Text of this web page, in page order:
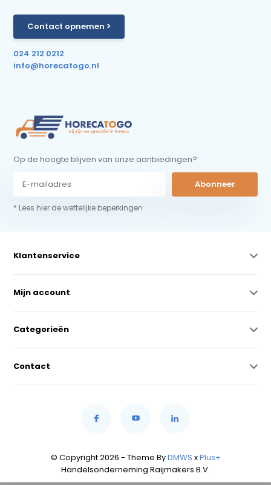
Contact opnemen >
024 212 0212
info@horecatogo.nl
Op de hoogte blijven van onze aanbiedingen?
Abonneer
* Lees hier de wettelijke beperkingen
Klantenservice
Mijn account
Categorieën
Contact
© Copyright 2026 - Theme ByDMWS xPlus+
Handelsonderneming Raijmakers B.V.